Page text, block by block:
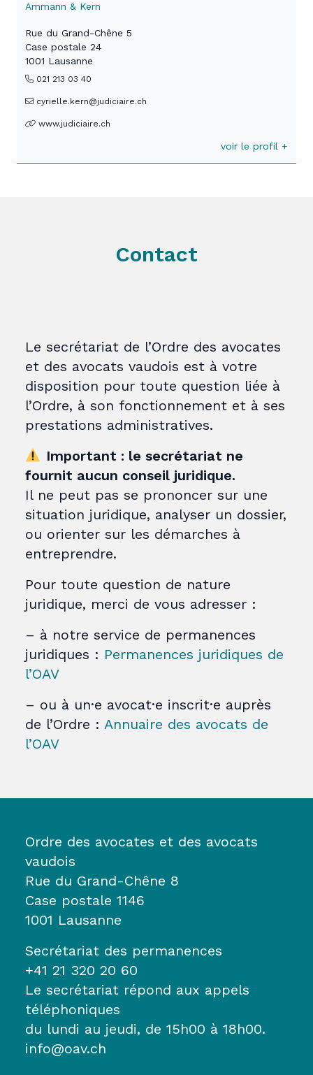
Ammann & Kern
Rue du Grand-Chêne 5
Case postale 24
1001 Lausanne
021 213 03 40
cyrielle.kern@judiciaire.ch
www.judiciaire.ch
voir le profil +
Contact
Le secrétariat de l’Ordre des avocates
et des avocats vaudois est à votre
disposition pour toute question liée à
l’Ordre, à son fonctionnement et à ses
prestations administratives.
Important : le secrétariat ne
fournit aucun conseil juridique.
Il ne peut pas se prononcer sur une
situation juridique, analyser un dossier,
ou orienter sur les démarches à
entreprendre.
Pour toute question de nature
juridique, merci de vous adresser :
– à notre service de permanences
juridiques : Permanences juridiques de
l’OAV
– ou à un·e avocat·e inscrit·e auprès
de l’Ordre : Annuaire des avocats de
l’OAV
Ordre des avocates et des avocats
vaudois
Rue du Grand-Chêne 8
Case postale 1146
1001 Lausanne
Secrétariat des permanences
+41 21 320 20 60
Le secrétariat répond aux appels
téléphoniques
du lundi au jeudi, de 15h00 à 18h00.
info@oav.ch